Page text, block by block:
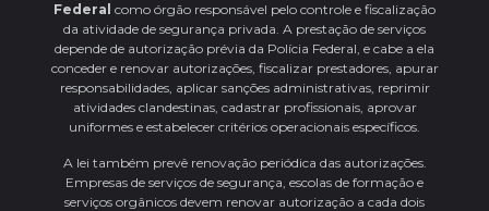
Federal como órgão responsável pelo controle e fiscalização
da atividade de segurança privada. A prestação de serviços
depende de autorização prévia da Polícia Federal, e cabe a ela
conceder e renovar autorizações, fiscalizar prestadores, apurar
responsabilidades, aplicar sanções administrativas, reprimir
atividades clandestinas, cadastrar profissionais, aprovar
uniformes e estabelecer critérios operacionais específicos.
A lei também prevê renovação periódica das autorizações.
Empresas de serviços de segurança, escolas de formação e
serviços orgânicos devem renovar autorização a cada dois